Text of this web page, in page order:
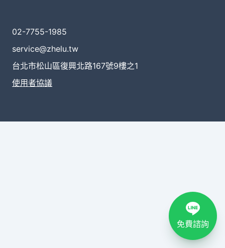
02-7755-1985
service@zhelu.tw
台北市松山區復興北路167號9樓之1
使用者協議
免費諮詢